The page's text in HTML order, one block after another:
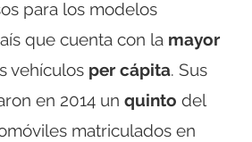
para los modelos
que cuenta con la mayor
vehículos per cápita. Sus
en 2014 un quinto del
matriculados en